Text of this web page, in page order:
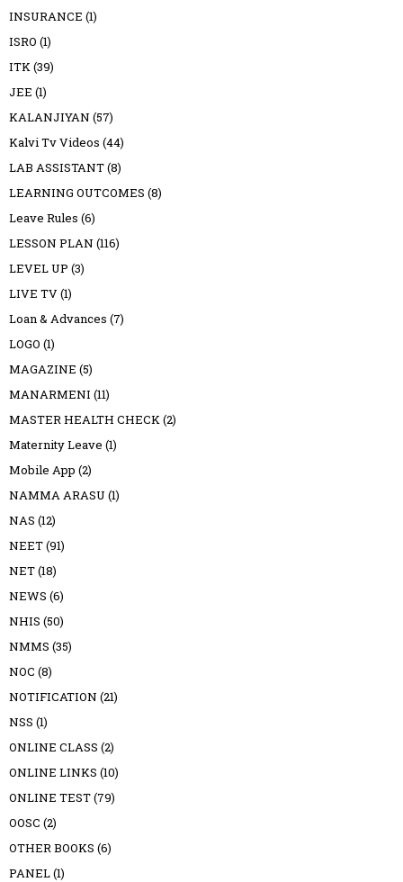
INSURANCE (1)
ISRO (1)
ITK (39)
JEE (1)
KALANJIYAN (57)
Kalvi Tv Videos (44)
LAB ASSISTANT(8)
LEARNING OUTCOMES (8)
Leave Rules (6)
LESSON PLAN (116)
LEVEL UP (3)
LIVE TV(1)
Loan & Advances (7)
LOGO (1)
MAGAZINE (5)
MANARMENI (11)
MASTER HEALTH CHECK (2)
Maternity Leave (1)
Mobile App (2)
NAMMA ARASU (1)
NAS (12)
NEET(91)
NET(18)
NEWS (6)
NHIS (50)
NMMS (35)
NOC (8)
NOTIFICATION (21)
NSS (1)
ONLINE CLASS (2)
ONLINE LINKS (10)
ONLINE TEST(79)
OOSC (2)
OTHER BOOKS (6)
PANEL(1)